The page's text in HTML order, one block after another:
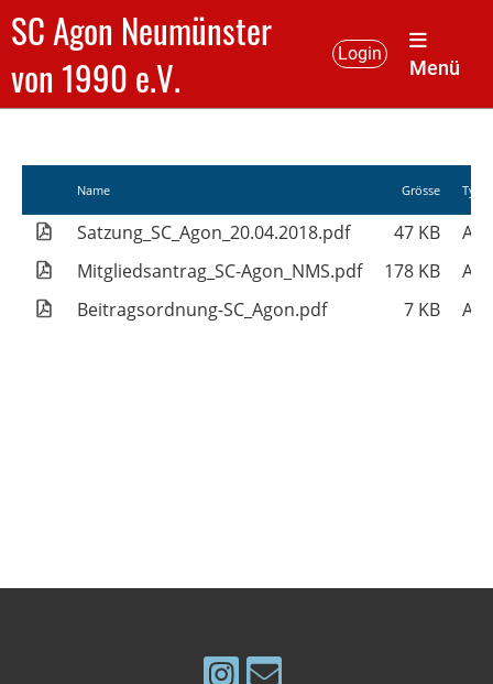
SC Agon Neumünster
von 1990 e.V.
Login
Menü
Name Grösse Typ
Satzung_SC_Agon_20.04.2018.pdf 47 KB
Mitgliedsantrag_SC-Agon_NMS.pdf
178 KB
Beitragsordnung-SC_Agon.pdf
7 KB